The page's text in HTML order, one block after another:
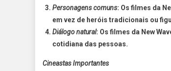
Personagens comuns: Os filmes da
em vez de heróis tradicionais ou
Diálogo natural: Os filmes da New
cotidiana das pessoas.
Cineastas Importantes